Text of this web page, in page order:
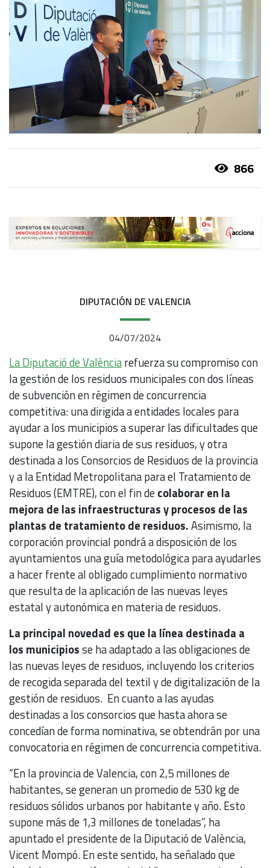
866
DIPUTACIÓN DE VALENCIA
04/07/2024
La Diputació de Valènciarefuerza su compromiso con
la gestión de los residuos municipales con dos líneas
de subvención en régimen de concurrencia
competitiva: una dirigida a entidades locales para
ayudar a los municipios a superar las dificultades que
supone la gestión diaria de sus residuos, y otra
destinada a los Consorcios de Residuos de la provincia
y a la Entidad Metropolitana para el Tratamiento de
Residuos (EMTRE), con el fin decolaborar en la
mejora de las infraestructuras y procesos de las
plantas de tratamiento de residuos.Asimismo, la
corporación provincial pondrá a disposición de los
ayuntamientos una guía metodológica para ayudarles
a hacer frente al obligado cumplimiento normativo
que resulta de la aplicación de las nuevas leyes
estatal y autonómica en materia de residuos.
La principal novedad es que la línea destinada a
los municipiosse ha adaptado a las obligaciones de
las nuevas leyes de residuos, incluyendo los criterios
de recogida separada del textil y de digitalización de la
gestión de residuos. En cuanto a las ayudas
destinadas a los consorcios que hasta ahora se
concedían de forma nominativa, se obtendrán por una
convocatoria en régimen de concurrencia competitiva.
“En la provincia de Valencia, con 2,5 millones de
habitantes, se generan un promedio de 530 kg de
residuos sólidos urbanos por habitante y año. Esto
supone más de 1,3 millones de toneladas”, ha
apuntado el presidente de la Diputació de València,
Vicent Mompó. En este sentido, ha señalado que